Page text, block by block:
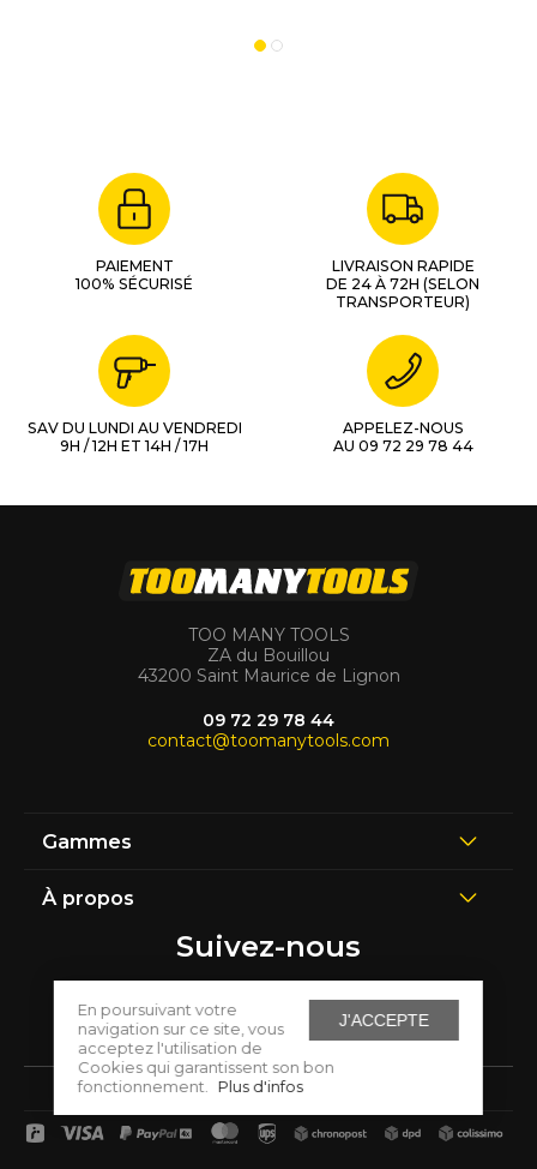
J'ACCEPTE
En poursuivant votre
navigation sur ce site, vous
acceptez l'utilisation de
Cookies qui garantissent son bon
fonctionnement.
Plus d'infos
PAIEMENT
100% SÉCURISÉ
LIVRAISON RAPIDE
DE 24 À 72H (SELON
TRANSPORTEUR)
SAV DU LUNDI AU VENDREDI
9H / 12H ET 14H / 17H
APPELEZ-NOUS
AU 09 72 29 78 44
TOO MANY TOOLS
ZA du Bouillou
43200 Saint Maurice de Lignon
09 72 29 78 44
contact@toomanytools.com
Gammes
À propos
Suivez-nous